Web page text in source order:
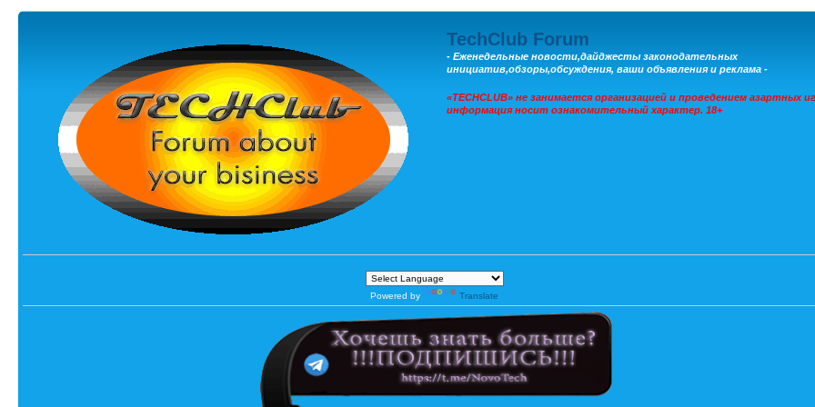
TechClub Forum
- Еженедельные новости,дайджесты законодательных
инициатив,обзоры,обсуждения, ваши объявления и реклама -
«TECHCLUB» не занимается организацией и проведением азартных
информация носит ознакомительный характер. 18+
Powered by Translate